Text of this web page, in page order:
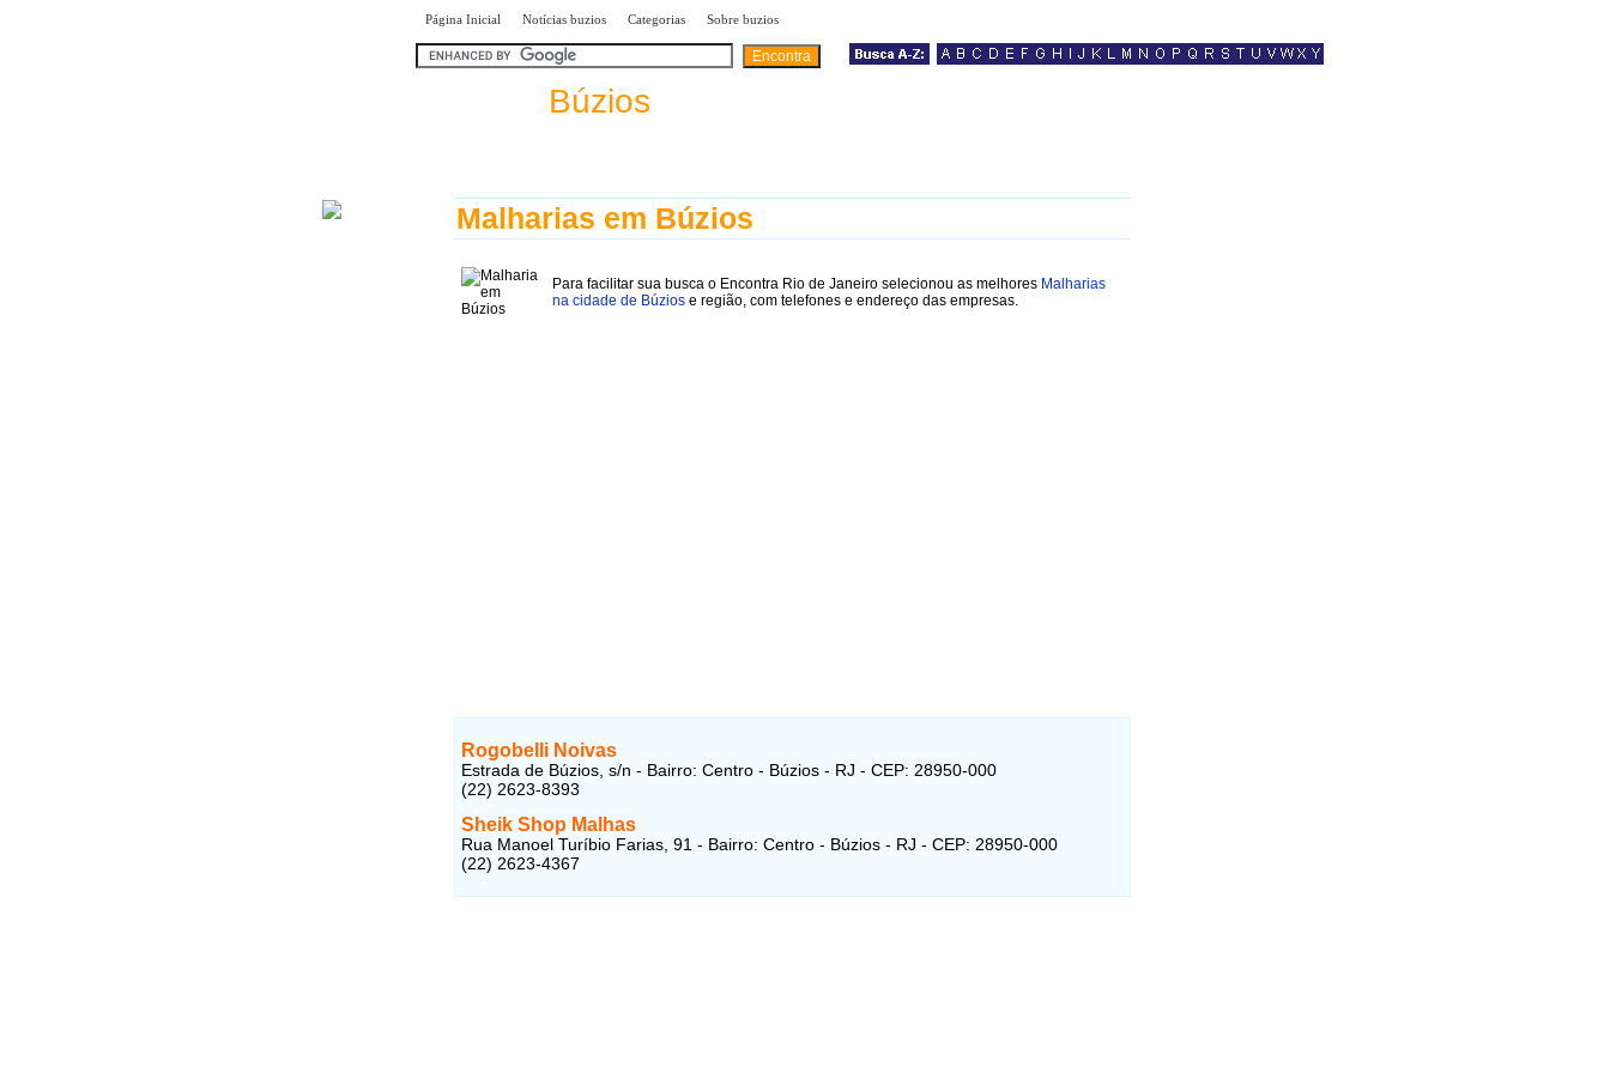
Página Inicial Notícias buzios Categorias Sobre buzios
Búzios
Malharias em Búzios
Para facilitar sua busca o Encontra Rio de Janeiro selecionou as melhores Malharias
na cidade de Búzios e região, com telefones e endereço das empresas.
Rogobelli Noivas
Estrada de Búzios, s/n - Bairro: Centro - Búzios - RJ - CEP: 28950-000
(22) 2623-8393
Sheik Shop Malhas
Rua Manoel Turíbio Farias, 91 - Bairro: Centro - Búzios - RJ - CEP: 28950-000
(22) 2623-4367